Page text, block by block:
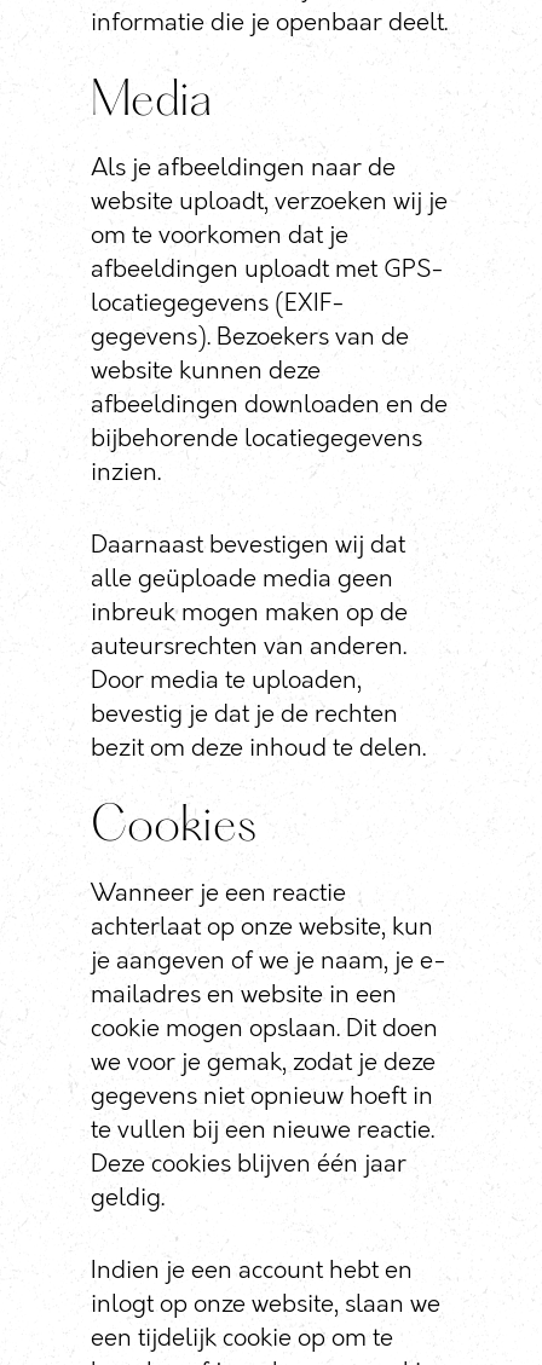
informatie die je openbaar deelt.
Media
Als je afbeeldingen naar de
website uploadt, verzoeken wij je
om te voorkomen dat je
afbeeldingen uploadt met GPS-
locatiegegevens (EXIF-
gegevens). Bezoekers van de
website kunnen deze
afbeeldingen downloaden en de
bijbehorende locatiegegevens
inzien.
Daarnaast bevestigen wij dat
alle geüploade media geen
inbreuk mogen maken op de
auteursrechten van anderen.
Door media te uploaden,
bevestig je dat je de rechten
bezit om deze inhoud te delen.
Cookies
Wanneer je een reactie
achterlaat op onze website, kun
je aangeven of we je naam, je e-
mailadres en website in een
cookie mogen opslaan. Dit doen
we voor je gemak, zodat je deze
gegevens niet opnieuw hoeft in
te vullen bij een nieuwe reactie.
Deze cookies blijven één jaar
geldig.
Indien je een account hebt en
inlogt op onze website, slaan we
een tijdelijk cookie op om te